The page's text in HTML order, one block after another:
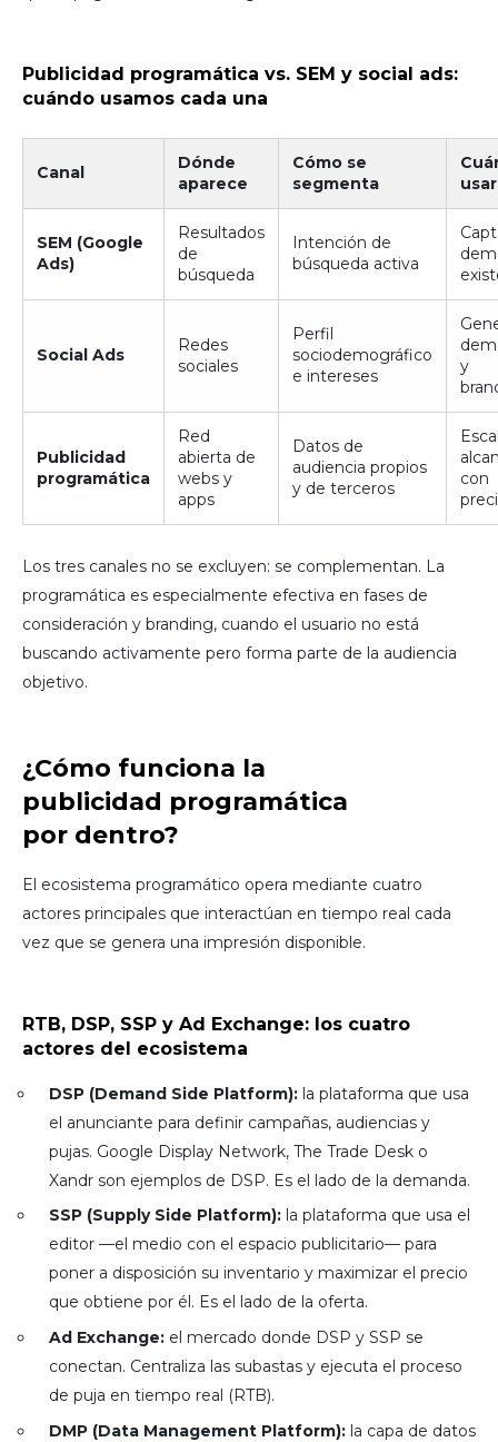
Publicidad programática vs. SEM y social ads:
cuándo usamos cada una
Canal
Dónde
aparece
Cómo se
segmenta
SEM (Google
Ads)
Resultados
de
búsqueda
Intención de
búsqueda activa
Social Ads
Redes
sociales
Perfil
sociodemográfico
e intereses
y
Publicidad
programática
Red
abierta de
webs y
apps
Datos de
audiencia propios
y de terceros
con
Los tres canales no se excluyen: se complementan. La
programática es especialmente efectiva en fases de
consideración y branding, cuando el usuario no está
buscando activamente pero forma parte de la audiencia
objetivo.
¿Cómo funciona la
publicidad programática
por dentro?
El ecosistema programático opera mediante cuatro
actores principales que interactúan en tiempo real cada
vez que se genera una impresión disponible.
RTB, DSP, SSP y Ad Exchange: los cuatro
actores del ecosistema
DSP (Demand Side Platform): la plataforma que usa
el anunciante para definir campañas, audiencias y
pujas. Google Display Network, The Trade Desk o
Xandr son ejemplos de DSP. Es el lado de la demanda.
SSP (Supply Side Platform): la plataforma que usa el
editor —el medio con el espacio publicitario— para
poner a disposición su inventario y maximizar el precio
que obtiene por él. Es el lado de la oferta.
Ad Exchange: el mercado donde DSP y SSP se
conectan. Centraliza las subastas y ejecuta el proceso
de puja en tiempo real (RTB).
DMP (Data Management Platform): la capa de datos